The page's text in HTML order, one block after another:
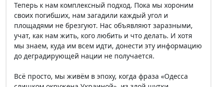
Теперь к нам комплексный подход. Пока мы хороним
своих погибших, нам загадили каждый угол и
площадями не брезгуют. Нас объявляют заразными,
учат, как нам жить, кого любить и что делать. И хотя
мы знаем, куда им всем идти, донести эту информацию
до деградирующей нации не получается.
Всё просто, мы живём в эпоху, когда фраза «Одесса